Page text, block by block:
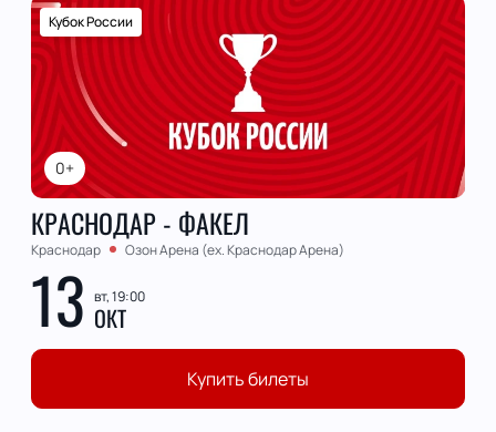
0+
Кубок России
КРАСНОДАР - ФАКЕЛ
Краснодар Озон Арена (ex. Краснодар Арена)
13 вт, 19:00
ОКТ
Купить билеты